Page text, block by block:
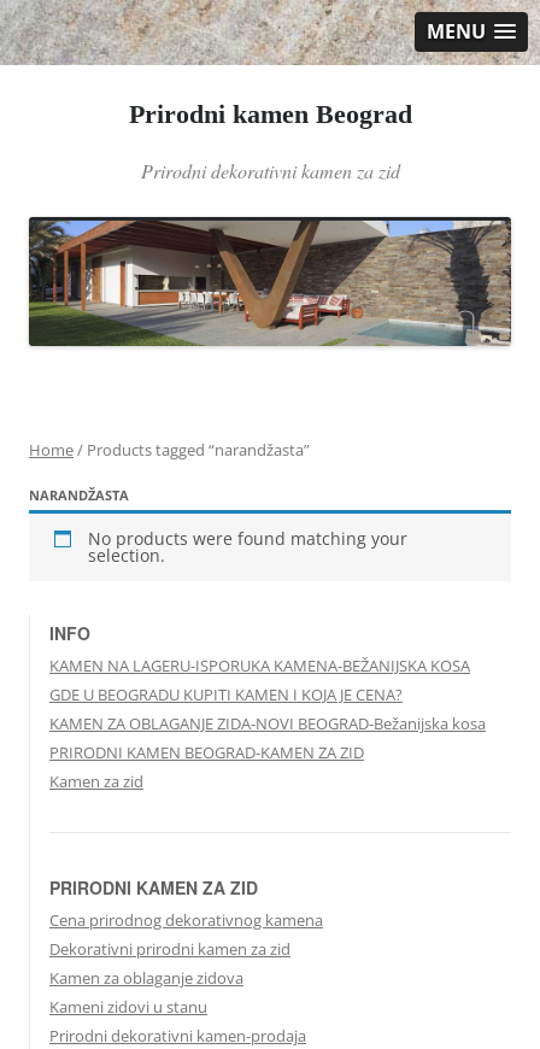
MENU
Prirodni kamen Beograd
Prirodni dekorativni kamen za zid
Home/ Products tagged “narandžasta”
NARANDŽASTA
No products were found matching your
selection.
INFO
KAMEN NA LAGERU-ISPORUKA KAMENA-BEŽANIJSKA KOSA
GDE U BEOGRADU KUPITI KAMEN I KOJA JE CENA?
KAMEN ZA OBLAGANJE ZIDA-NOVI BEOGRAD-Bežanijska kosa
PRIRODNI KAMEN BEOGRAD-KAMEN ZA ZID
Kamen za zid
PRIRODNI KAMEN ZA ZID
Cena prirodnog dekorativnog kamena
Dekorativni prirodni kamen za zid
Kamen za oblaganje zidova
Kameni zidovi u stanu
Prirodni dekorativni kamen-prodaja